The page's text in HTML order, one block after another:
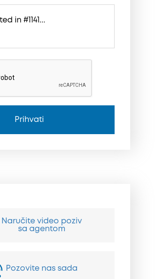
Prihvati
Naručite video poziv
sa agentom
Pozovite nas sada